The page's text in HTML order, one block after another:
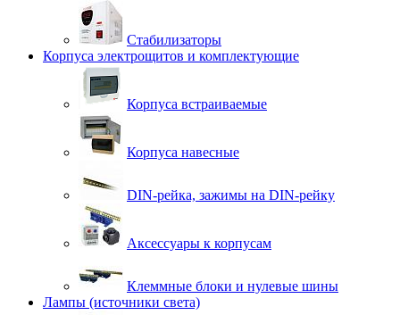
Стабилизаторы
Корпуса электрощитов и комплектующие
Корпуса встраиваемые
Корпуса навесные
DIN-рейка, зажимы на DIN-рейку
Аксессуары к корпусам
Клеммные блоки и нулевые шины
Лампы (источники света)